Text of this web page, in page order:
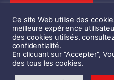
Design by
Centre d’Ingénierie de la Sécurité
Ce site Web utilise des
meilleure expérience
des cookies utilisés,
confidentialité.
En cliquant sur “Accepter”,
des tous les cookies.